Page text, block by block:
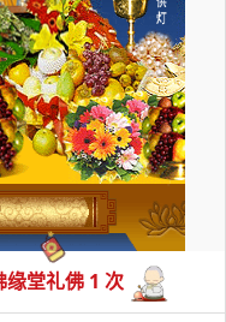
堂礼佛 1 次